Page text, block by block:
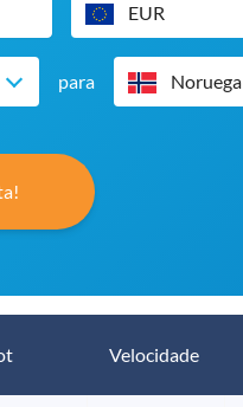
EUR
para Noruega
Velocidade